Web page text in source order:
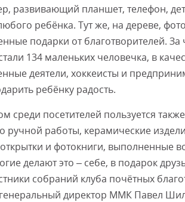
развивающий планшет, телефон,
ребёнка. Тут же, на дереве,
подарки от благотворителей. За
134 маленьких человечка, в
деятели, хоккеисты и
ребёнку радость.
посетителей пользуется также
ручной работы, керамические
и фотокниги, выполненные
делают это – себе, в подарок
собраний клуба почётных
директор ММК Павел